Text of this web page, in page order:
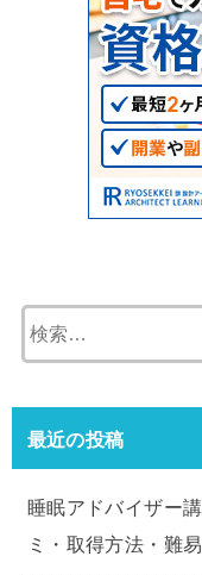
最近の投稿
睡眠アドバイザー
ミ・取得方法・難